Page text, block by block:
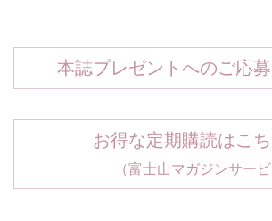
本誌プレゼントへのご応
お得な定期購読はこ
（富士山マガジンサービ